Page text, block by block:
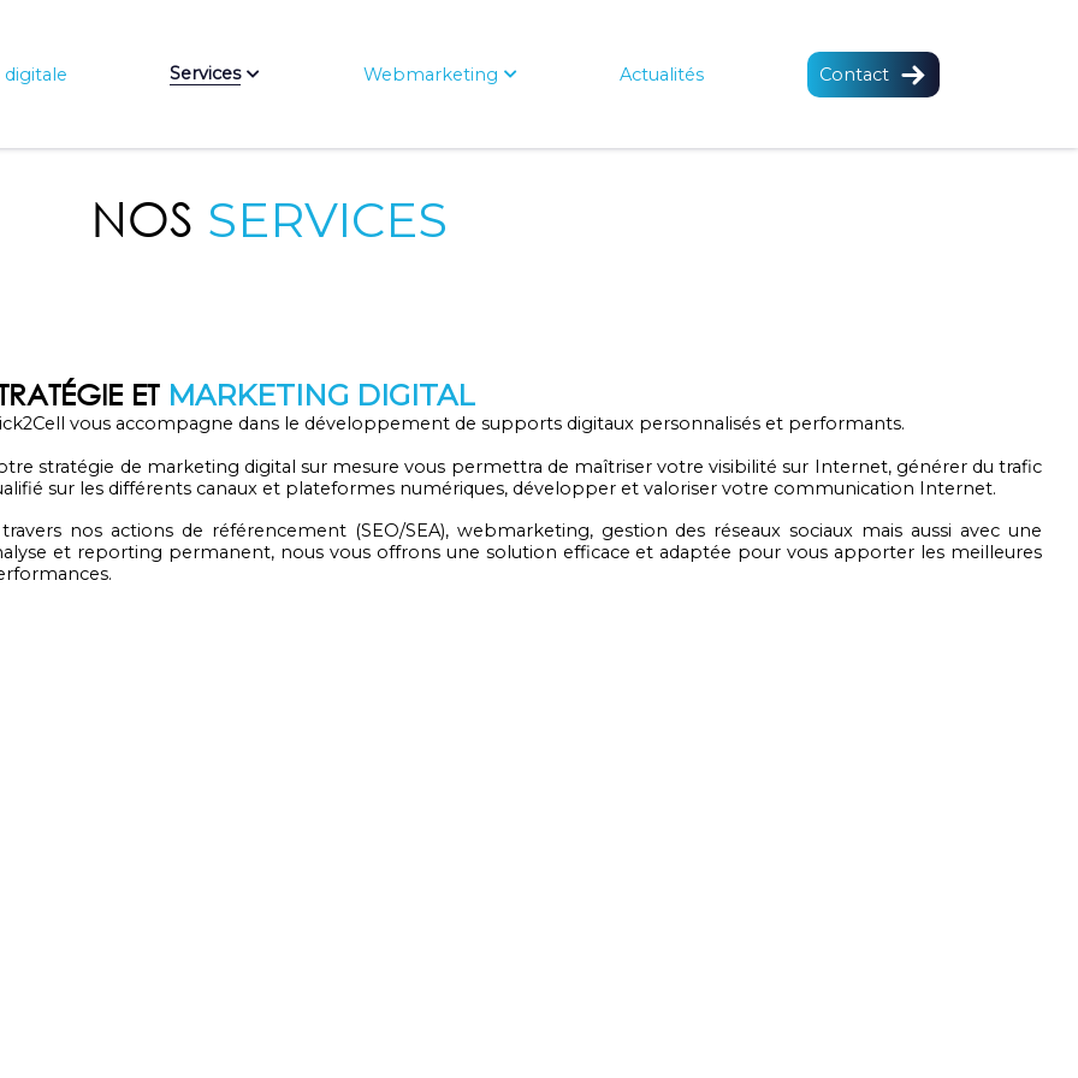
Services Webmarketing Actualités Contact
NOS SERVICES
ET MARKETING DIGITAL
vous accompagne dans le développement de supports digitaux personnalisés et performants.
stratégie de marketing digital sur mesure vous permettra de maîtriser votre visibilité sur Internet, générer du trafic
sur les différents canaux et plateformes numériques, développer et valoriser votre communication Internet.
nos actions de référencement (SEO/SEA), webmarketing, gestion des réseaux sociaux mais aussi avec une
et reporting permanent, nous vous offrons une solution efficace et adaptée pour vous apporter les meilleures